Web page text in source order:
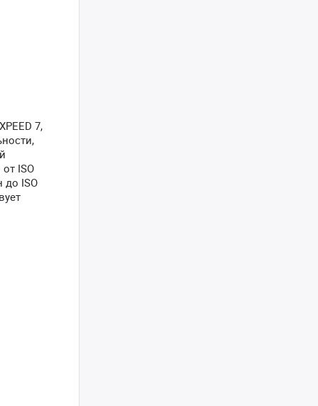
7,
ISO
до ISO